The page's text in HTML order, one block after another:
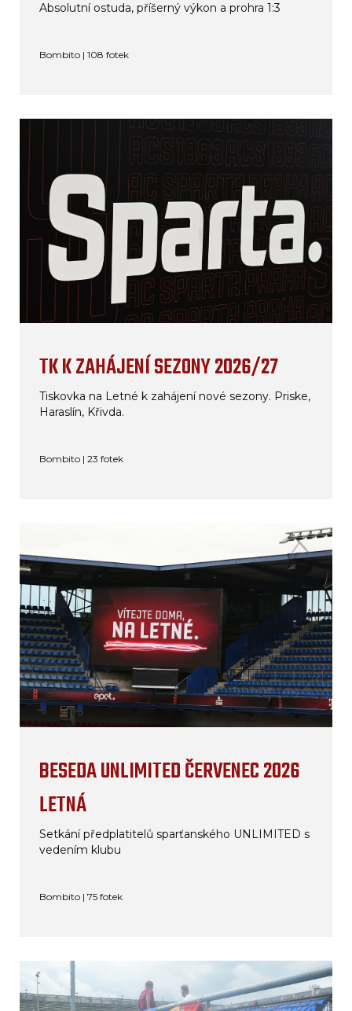
Absolutní ostuda, příšerný výkon a prohra 1:3
Bombito | 108 fotek
TK K ZAHÁJENÍ SEZONY 2026/27
Tiskovka na Letné k zahájení nové sezony. Priske,
Haraslín, Křivda.
Bombito | 23 fotek
BESEDA UNLIMITED ČERVENEC 2026
LETNÁ
Setkání předplatitelů sparťanského UNLIMITED s
vedením klubu
Bombito | 75 fotek